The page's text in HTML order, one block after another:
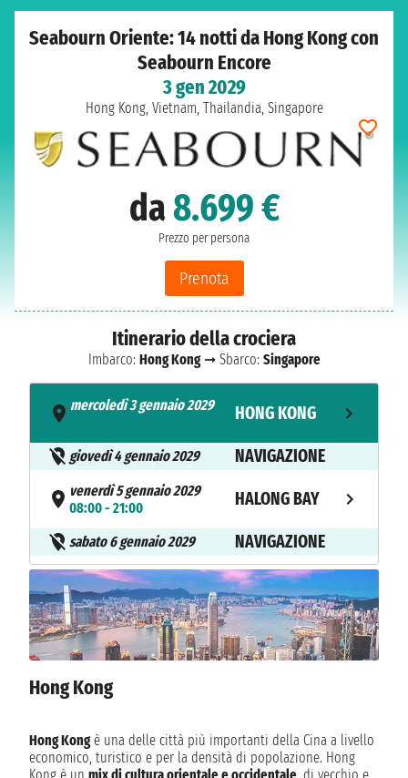
Seabourn Oriente: 14 notti da Hong Kong con
Seabourn Encore
3 gen 2029
Hong Kong, Vietnam, Thailandia, Singapore
da8.699 €
Prezzo per persona
Prenota
Itinerario della crociera
Imbarco: Hong Kong➞ Sbarco: Singapore
mercoledì 3 gennaio 2029
HONG KONG
giovedì 4 gennaio 2029 NAVIGAZIONE
venerdì 5 gennaio 2029
08:00 - 21:00
HALONG BAY
sabato 6 gennaio 2029 NAVIGAZIONE
domenica 7 gennaio 2029
08:00 - 18:00
DA NANG
lunedì 8 gennaio 2029 NAVIGAZIONE
martedì 9 gennaio 2029
09:00 - n.d.
n.d. - 16:00
HO CHI MINH
giovedì 11 gennaio 2029 NAVIGAZIONE
Hong Kong
Hong Kongè una delle città più importanti della Cina a livello
economico, turistico e per la densità di popolazione. Hong